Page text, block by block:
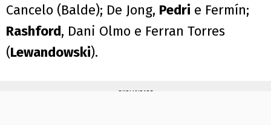
Cancelo (Balde); De Jong, Pedri e Fermín;
Rashford, Dani Olmo e Ferran Torres
(Lewandowski).
PUBLICIDADE